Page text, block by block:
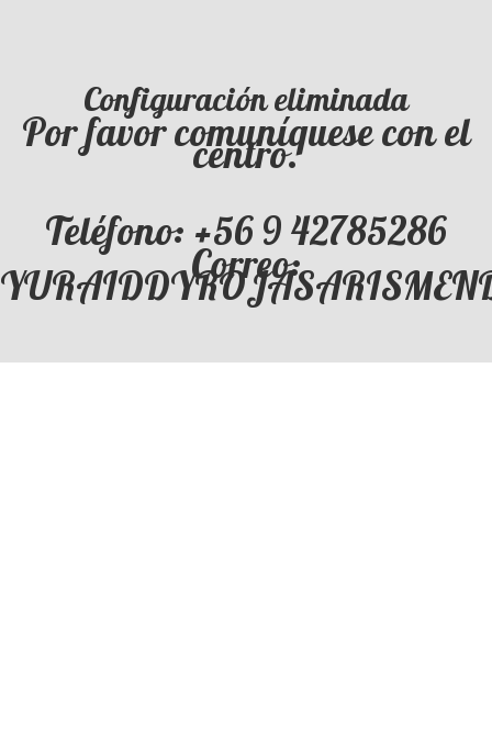
Configuración eliminada
Por favor comuníquese con el
centro.
Teléfono: +56 9 42785286
Correo: